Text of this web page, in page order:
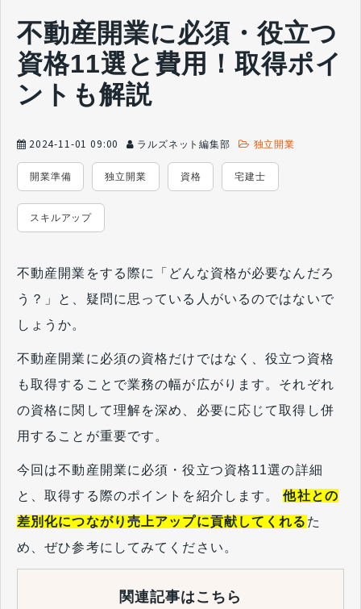
不動産開業に必須・役立つ
資格11選と費用！取得ポイ
ントも解説
2024-11-01 09:00 ラルズネット編集部 独立開業
開業準備 独立開業 資格 宅建士
スキルアップ
不動産開業をする際に「どんな資格が必要なんだろ
う？」と、疑問に思っている人がいるのではないで
しょうか。
不動産開業に必須の資格だけではなく、役立つ資格
も取得することで業務の幅が広がります。それぞれ
の資格に関して理解を深め、必要に応じて取得し併
用することが重要です。
今回は不動産開業に必須・役立つ資格11選の詳細
と、取得する際のポイントを紹介します。他社との
差別化につながり売上アップに貢献してくれる た
め、ぜひ参考にしてみてください。
関連記事はこちら